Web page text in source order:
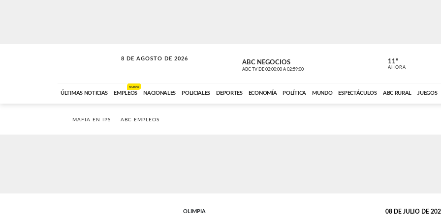
8 DE AGOSTO DE 2026
SOLO MÚSICA ABC NEGOCIOS
ABC TV DE 02:00:00 A 02:59:00 ABC CARDINAL
11º
AHORA
ÚLTIMAS NOTICIAS EMPLEOS
NUEVO
NACIONALES POLICIALES DEPORTES ECONOMÍA POLÍTICA MUNDO ESPECTÁCULOS ABC RURAL JUEGOS
MAFIA EN IPS ABC EMPLEOS
OLIMPIA 08 DE JULIO DE